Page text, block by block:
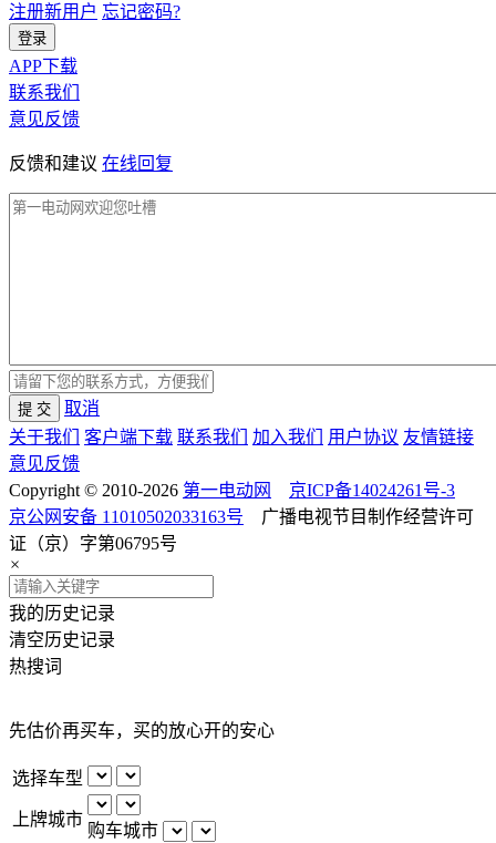
注册新用户 忘记密码?
登录
APP下载
联系我们
意见反馈
反馈和建议 在线回复
提 交
取消
关于我们
客户端下载 联系我们 加入我们 用户协议 友情链接
意见反馈
Copyright © 2010-2026 第一电动网
京ICP备14024261号-3
京公网安备 11010502033163号 广播电视节目制作经营许可
证（京）字第06795号
×
我的历史记录
清空历史记录
热搜词
先估价再买车，买的放心开的安心
选择车型
上牌城市
购车城市